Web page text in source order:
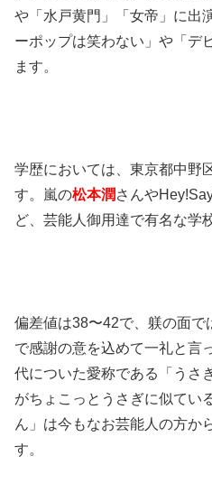
や「水戸黄門」「女帝」に出
ーポップは笑わない」や「デ
ます。
学歴においては、東京都中野
す。嵐の松本潤さんや
ど、芸能人御用達で有名な学
偏差値は38〜42で、躾の面で
で感謝の意を込めて一礼と言
代についた愛称である「うさ
がちょこっとうさぎに似てい
ん」は今もなお芸能人の方か
す。